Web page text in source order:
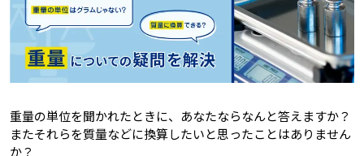
重量の単位を聞かれたときに、あなたならなんと答えますか？
またそれらを質量などに換算したいと思ったことはありません
か？